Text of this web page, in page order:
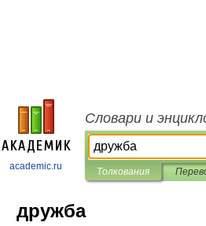
academic.ru
Словари и
Толкования
дружба